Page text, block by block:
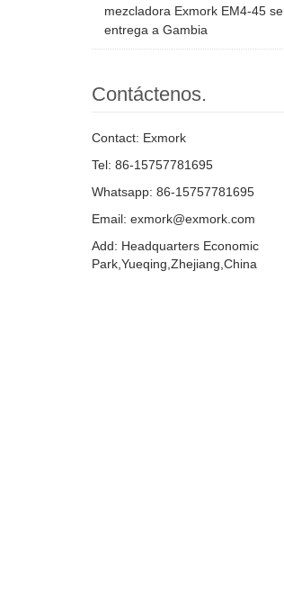
mezcladora Exmork EM4-45 se
entrega a Gambia
Contáctenos.
Contact: Exmork
Tel: 86-15757781695
Whatsapp: 86-15757781695
Email: exmork@exmork.com
Add: Headquarters Economic
Park,Yueqing,Zhejiang,China